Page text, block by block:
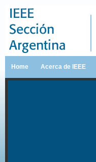
Home Acerca de IEEE